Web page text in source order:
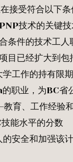
接受符合以下条
技术的关键
条件的技术工
目已经扩大到包
工作的持有限
职业，为BC省
教育、工作经验
能水平的分数
安全和加强该